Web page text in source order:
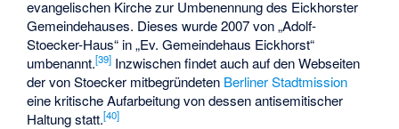
evangelischen Kirche zur Umbenennung des Eickhorster
Gemeindehauses. Dieses wurde 2007 von „Adolf-
Stoecker-Haus“ in „Ev. Gemeindehaus Eickhorst“
umbenannt.[39] Inzwischen findet auch auf den Webseiten
der von Stoecker mitbegründeten Berliner Stadtmission
eine kritische Aufarbeitung von dessen antisemitischer
Haltung statt.[40]